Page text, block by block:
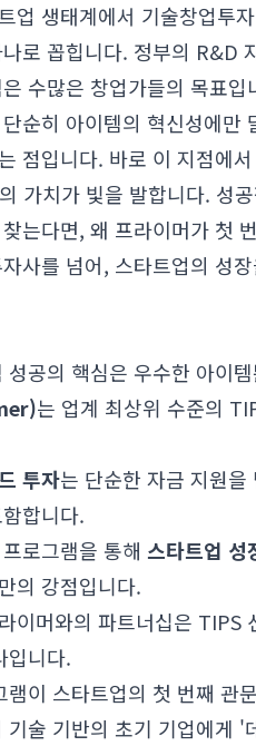
업 생태계에서 기술창업투
로 꼽힙니다. 정부의 R&D
수많은 창업가들의 목표
순히 아이템의 혁신성에만
점입니다. 바로 이 지점에
의 가치가 빛을 발합니다. 성
는다면, 왜 프라이머가 첫
사를 넘어, 스타트업의 성
성공의 핵심은 우수한 아이
는 업계 최상위 수준의
투자는 단순한 자금 지원
합니다.
로그램을 통해 스타트업 성
의 강점입니다.
이머와의 파트너십은 TIPS
입니다.
이 스타트업의 첫 번째 관
기술 기반의 초기 기업에게